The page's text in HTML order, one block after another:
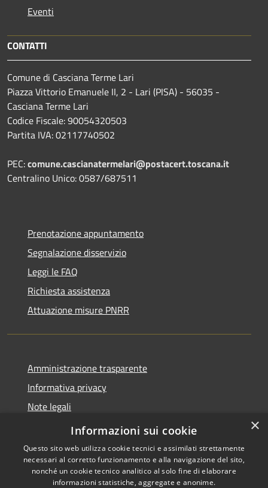
Eventi
CONTATTI
Comune di Casciana Terme Lari
Piazza Vittorio Emanuele II, 2 - Lari (PISA) - 56035 -
Casciana Terme Lari
Codice Fiscale: 90054320503
Partita IVA: 02117740502
PEC:comune.cascianatermelari@postacert.toscana.it
Centralino Unico: 0587/687511
Prenotazione appuntamento
Segnalazione disservizio
Leggi le FAQ
Richiesta assistenza
Attuazione misure PNRR
Amministrazione trasparente
Informativa privacy
Note legali
Dichiarazione di accessibilità
×
Informazioni sui cookie
Questo sito web utilizza cookie tecnici e assimilati strettamente
necessari al corretto funzionamento e alla navigazione del sito,
nonché un cookie tecnico analitico al solo fine di elaborare
informazioni statistiche, aggregate e anonime.